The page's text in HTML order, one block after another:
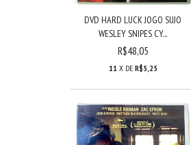
DVD HARD LUCK JOGO SUJO
WESLEY SNIPES CY...
R$48,05
11 X DE R$5,25